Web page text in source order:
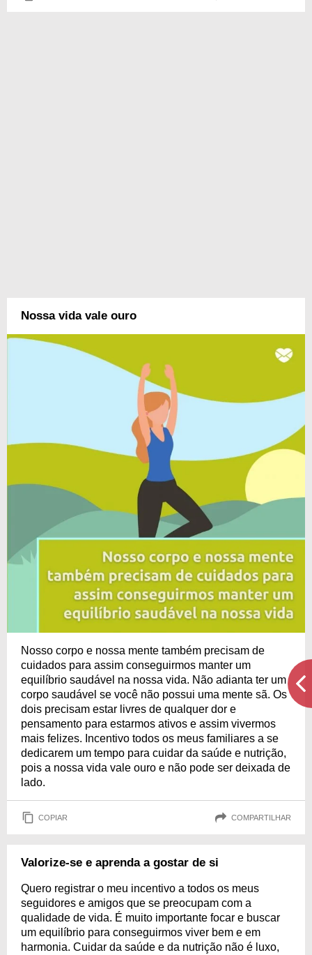
Nossa vida vale ouro
Nosso corpo e nossa mente também precisam de
cuidados para assim conseguirmos manter um
equilíbrio saudável na nossa vida. Não adianta ter um
corpo saudável se você não possui uma mente sã. Os
dois precisam estar livres de qualquer dor e
pensamento para estarmos ativos e assim vivermos
mais felizes. Incentivo todos os meus familiares a se
dedicarem um tempo para cuidar da saúde e nutrição,
pois a nossa vida vale ouro e não pode ser deixada de
lado.
COPIAR COMPARTILHAR
Valorize-se e aprenda a gostar de si
Quero registrar o meu incentivo a todos os meus
seguidores e amigos que se preocupam com a
qualidade de vida. É muito importante focar e buscar
um equilíbrio para conseguirmos viver bem e em
harmonia. Cuidar da saúde e da nutrição não é luxo,